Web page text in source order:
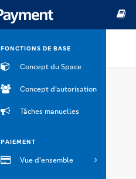
FONCTIONS DE BASE
Concept du Space
Concept d’autorisation
Tâches manuelles
PAIEMENT
Vue d'ensemble